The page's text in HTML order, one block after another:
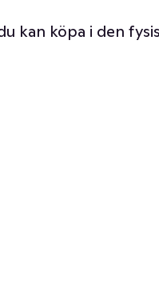
kan köpa i den